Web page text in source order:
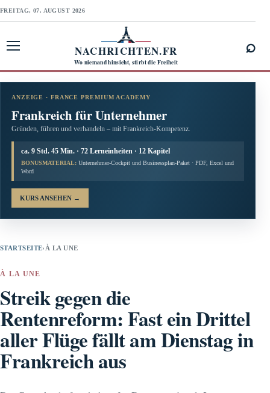
FREITAG, 07. AUGUST 2026
NACHRICHTEN.FR
Wo niemand hinsieht, stirbt die Freiheit
⌕
ANZEIGE · FRANCE PREMIUM ACADEMY
Frankreich für Unternehmer
Gründen, führen und verhandeln – mit Frankreich-Kompetenz.
ca. 9 Std. 45 Min. · 72 Lerneinheiten · 12 Kapitel
BONUSMATERIAL: Unternehmer-Cockpit und Businessplan-Paket · PDF, Excel und
Word
KURS ANSEHEN →
STARTSEITE› À LA UNE
À LA UNE
Streik gegen die
Rentenreform: Fast ein Drittel
aller Flüge fällt am Dienstag in
Frankreich aus